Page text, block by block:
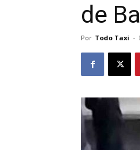
de
Por Todo Taxi -